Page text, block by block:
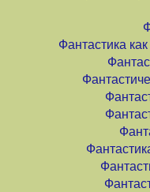
Фантастика